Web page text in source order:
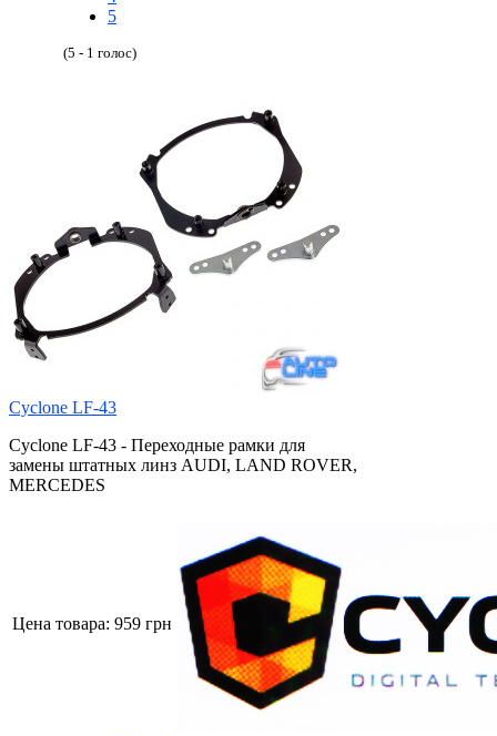
5
(5 - 1 голос)
Cyclone LF-43
Cyclone LF-43 - Переходные рамки для
замены штатных линз AUDI, LAND ROVER,
MERCEDES
Цена товара: 959 грн